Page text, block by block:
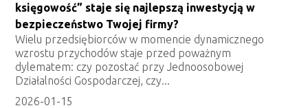
księgowość” staje się najlepszą inwestycją w
bezpieczeństwo Twojej firmy?
Wielu przedsiębiorców w momencie dynamicznego
wzrostu przychodów staje przed poważnym
dylematem: czy pozostać przy Jednoosobowej
Działalności Gospodarczej, czy...
2026-01-15